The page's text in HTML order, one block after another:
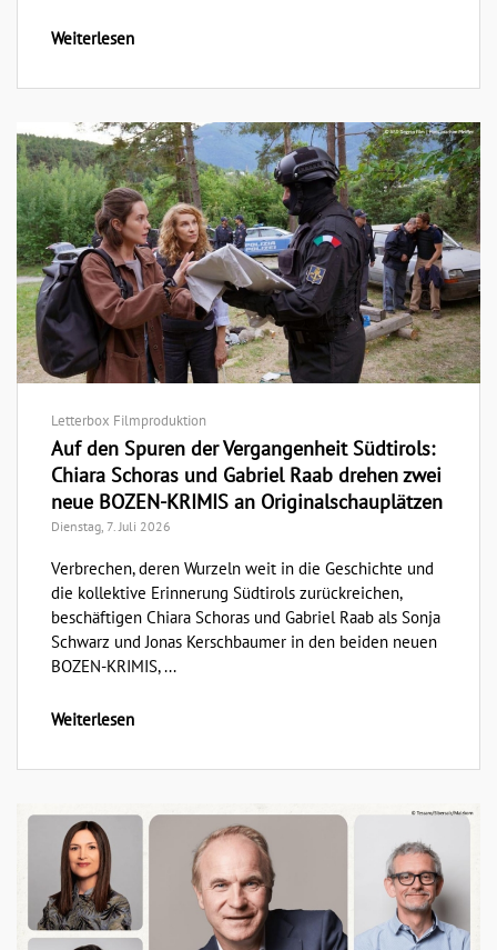
Weiterlesen
Letterbox Filmproduktion
Auf den Spuren der Vergangenheit Südtirols:
Chiara Schoras und Gabriel Raab drehen zwei
neue BOZEN-KRIMIS an Originalschauplätzen
Dienstag, 7. Juli 2026
Verbrechen, deren Wurzeln weit in die Geschichte und
die kollektive Erinnerung Südtirols zurückreichen,
beschäftigen Chiara Schoras und Gabriel Raab als Sonja
Schwarz und Jonas Kerschbaumer in den beiden neuen
BOZEN-KRIMIS, ...
Weiterlesen